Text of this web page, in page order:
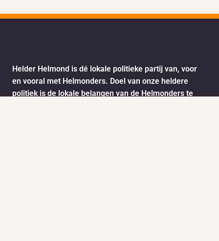
Helder Helmond is dé lokale politieke partij van, voor
en vooral met Helmonders. Doel van onze heldere
politiek is de lokale belangen van de Helmonders te